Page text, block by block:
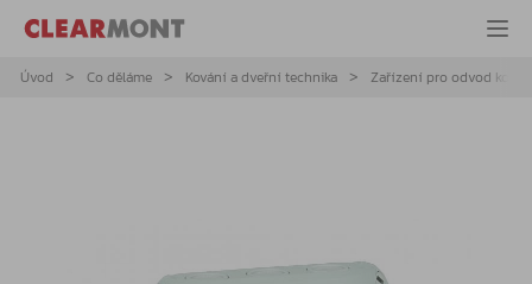
Úvod Co děláme Kování a dveřní technika Zařízení pro odvod